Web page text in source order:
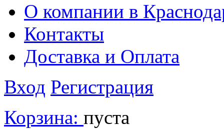
О компании в
Контакты
Доставка и Оплата
Вход Регистрация
Корзина: пуста